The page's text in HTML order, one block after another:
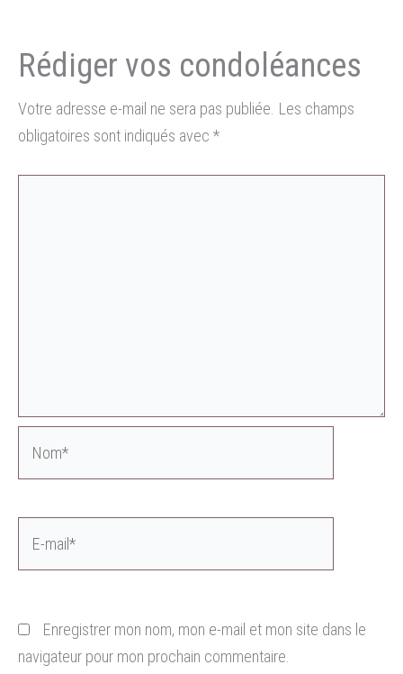
Votre adresse e-mail ne sera pas publiée. Les champs
obligatoires sont indiqués avec *
Enregistrer mon nom, mon e-mail et mon site dans le
navigateur pour mon prochain commentaire.